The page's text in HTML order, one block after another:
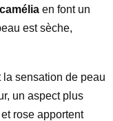
en font un
est sèche,
la sensation de peau
un aspect plus
rose apportent